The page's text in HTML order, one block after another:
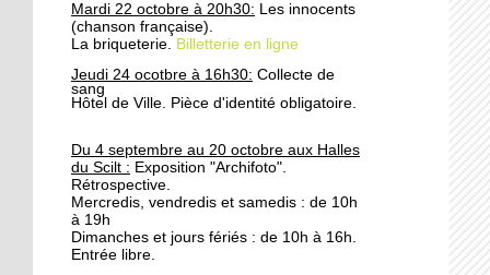
Concertation publique:
Réaménagement des rues
Wenger-Valentin et
Raiffeisen
Cette épicerie où l'on
apprend le français
5 octobre 2016
Paroissiens et réfugiés
Mardi 22 octobre à 20h30: Les innocents
(chanson française).
La briqueterie. Billetterie en ligne
Jeudi 24 ocotbre à 16h30: Collecte de
sang
Hôtel de Ville. Pièce d'identité obligatoire.
Du 4 septembre au 20 octobre aux Halles
du Scilt : Exposition "Archifoto".
Rétrospective.
Mercredis, vendredis et samedis : de 10h
à 19h
Dimanches et jours fériés : de 10h à 16h.
Entrée libre.